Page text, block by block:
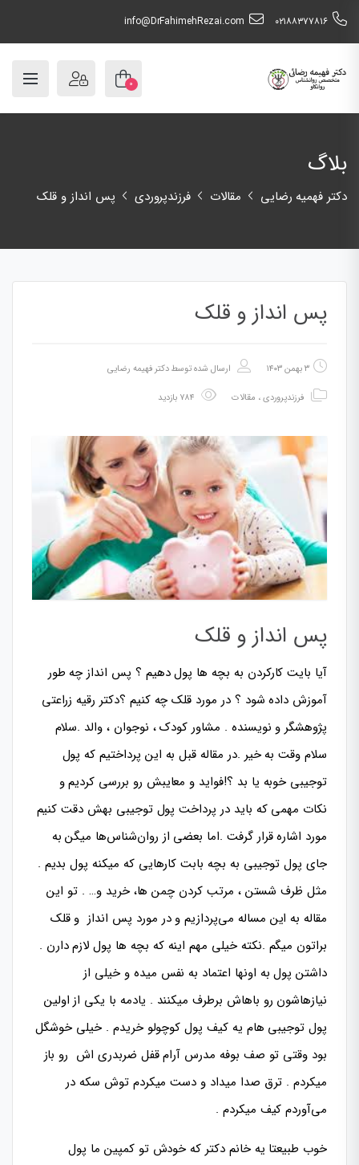
٠٢١٨٨٣٧٧٨١٦ info@DrFahimehRezai.com
۰
بلاگ
دکتر فهمیه رضایی مقالات فرزندپروردی پس انداز و قلک
پس انداز و قلک
۳ بهمن ۱۴۰۳ ارسال شده توسطدکتر فهیمه رضایی
فرزندپروردی، مقالات
پس انداز و قلک
آیا بایت کارکردن به بچه ها پول دهیم ؟ پس انداز چه طور
آموزش داده شود ؟ در مورد قلک چه کنیم ؟دکتر رقیه زراعتی
پژوهشگر و نویسنده . مشاور کودک ، نوجوان ، والد .سلام
سلام وقت به خیر .در مقاله قبل به این پرداختیم که پول
توجیبی خوبه یا بد ؟!فواید و معایبش رو بررسی کردیم و
نکات مهمی که باید در پرداخت پول توجیبی بهش دقت کنیم
مورد اشاره قرار گرفت .اما بعضی از روان‌شناس‌ها میگن به
جای پول توجیبی به بچه بابت کارهایی که میکنه پول بدیم .
مثل ظرف شستن ، مرتب کردن چمن ها، خرید و… . تو این
مقاله به این مساله می‌پردازیم و در مورد پس انداز و قلک
براتون میگم .نکته خیلی مهم اینه که بچه ها پول لازم دارن .
داشتن پول به اونها اعتماد به نفس میده و خیلی از
نیازهاشون رو باهاش برطرف میکنند . یادمه با یکی از اولین
پول توجیبی هام یه کیف پول کوچولو خریدم . خیلی خوشگل
بود وقتی تو صف بوفه مدرس آرام قفل ضربدری اش رو باز
میکردم . ترق صدا میداد و دست میکردم توش سکه در
می‌آوردم کیف میکردم .
خوب طبیعتا یه خانم دکتر که خودش تو کمپین ما پول